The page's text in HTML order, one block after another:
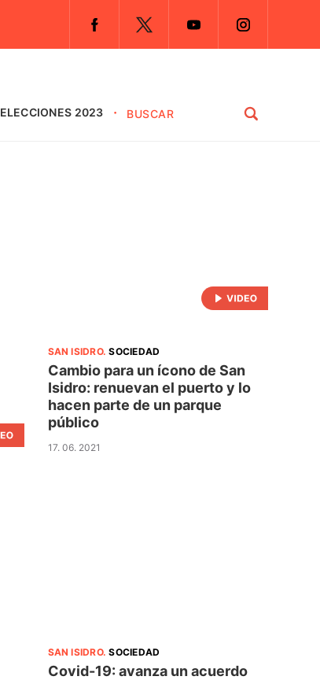
ELECCIONES 2023
SAN ISIDRO.SOCIEDAD
Cambio para un ícono de San
Isidro: renuevan el puerto y lo
hacen parte de un parque
público
17. 06. 2021
SAN ISIDRO.SOCIEDAD
Covid-19: avanza un acuerdo